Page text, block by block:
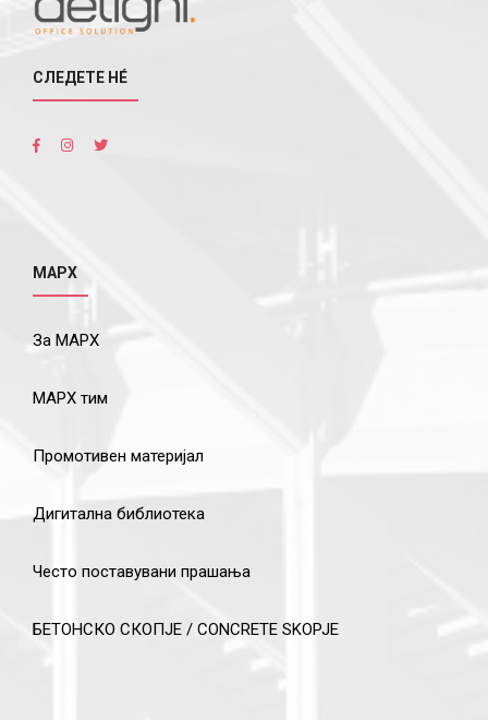
СЛЕДЕТЕ НÉ
МАРХ
За МАРХ
МАРХ тим
Промотивен материјал
Дигитална библиотека
Често поставувани прашања
БЕТОНСКО СКОПЈЕ / CONCRETE SKOPJE